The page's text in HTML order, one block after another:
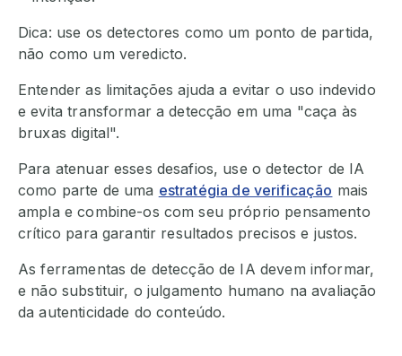
Dica: use os detectores como um ponto de partida,
não como um veredicto.
Entender as limitações ajuda a evitar o uso indevido
e evita transformar a detecção em uma "caça às
bruxas digital".
Para atenuar esses desafios, use o detector de IA
como parte de uma estratégia de verificação mais
ampla e combine-os com seu próprio pensamento
crítico para garantir resultados precisos e justos.
As ferramentas de detecção de IA devem informar,
e não substituir, o julgamento humano na avaliação
da autenticidade do conteúdo.